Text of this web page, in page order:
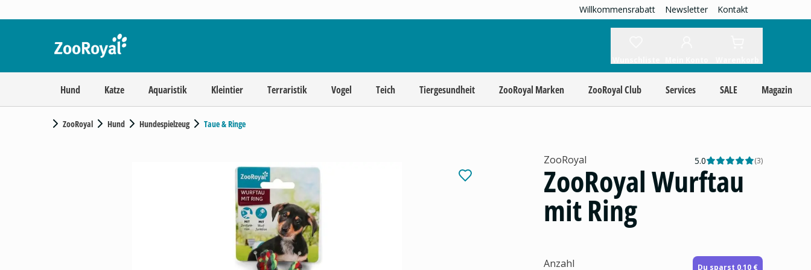
Willkommensrabatt Newsletter Kontakt
Hund Katze Aquaristik Kleintier Terraristik Vogel Teich Tiergesundheit ZooRoyal Marken ZooRoyal Club Services SALE Magazin
ZooRoyal Hund Hundespielzeug Taue & Ringe
ZooRoyal 5.0 (3)
ZooRoyal Wurftau
mit Ring
Anzahl Du sparst 0,10 €